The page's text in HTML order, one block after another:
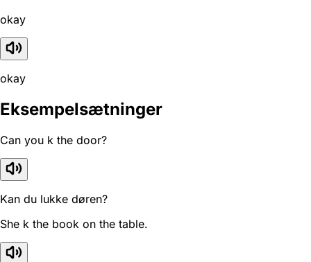
okay
okay
Eksempelsætninger
Can you k the door?
Kan du lukke døren?
She k the book on the table.